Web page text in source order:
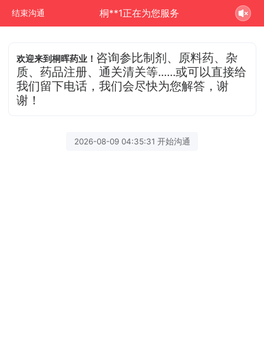
结束沟通 桐**1正在为您服务
欢迎来到桐晖药业！ 咨询参比制剂、原料药、杂
质、药品注册、通关清关等......或可以直接给
我们留下电话，我们会尽快为您解答，谢
谢！
2026-08-09 04:35:31 开始沟通